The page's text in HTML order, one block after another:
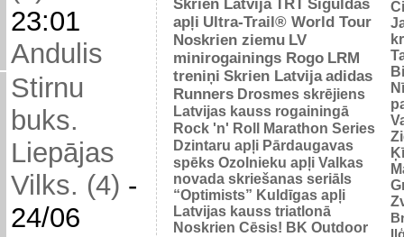
23:01
Andulis
Stirnu
buks.
Liepājas
Vilks. (4) -
24/06
Skrien Latvija TRT Siguldas
apļi Ultra-Trail® World Tour
Noskrien ziemu LV
minirogainings Rogo LRM
treniņi Skrien Latvija adidas
Runners Drosmes skrējiens
Latvijas kauss rogainingā
Rock 'n' Roll Marathon Series
Dzintaru apļi Pārdaugavas
spēks Ozolnieku apļi Valkas
novada skriešanas seriāls
“Optimists” Kuldīgas apļi
Latvijas kauss triatlonā
Noskrien Cēsis! BK Outdoor